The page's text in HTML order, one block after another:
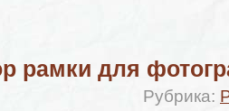
рамки для
Рубрика: